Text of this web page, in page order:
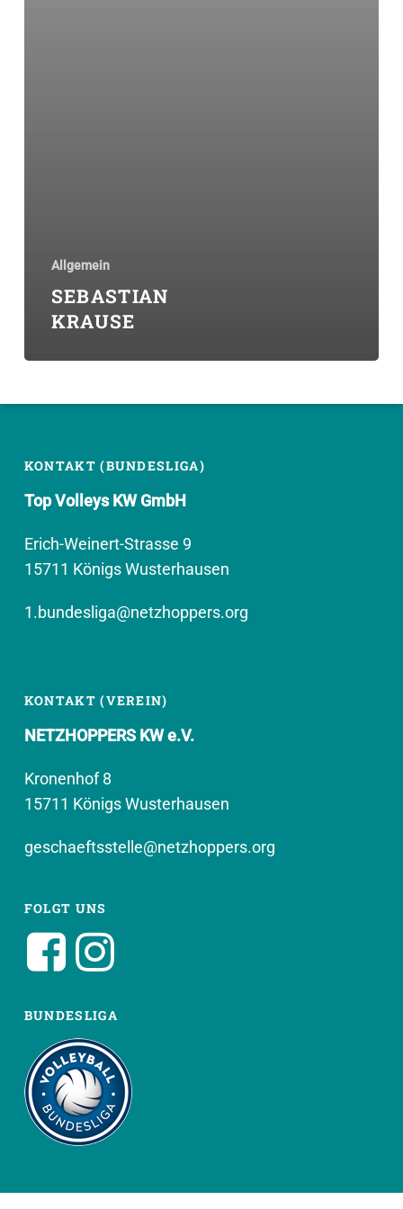
Allgemein
SEBASTIAN
KRAUSE
KONTAKT (BUNDESLIGA)
Top Volleys KW GmbH
Erich-Weinert-Strasse 9
15711 Königs Wusterhausen
1.bundesliga@netzhoppers.org
KONTAKT (VEREIN)
NETZHOPPERS KW e.V.
Kronenhof 8
15711 Königs Wusterhausen
geschaeftsstelle@netzhoppers.org
FOLGT UNS
BUNDESLIGA